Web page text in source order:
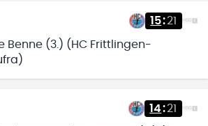
15:21
Benne (3.) (HC Frittlingen-
14:21